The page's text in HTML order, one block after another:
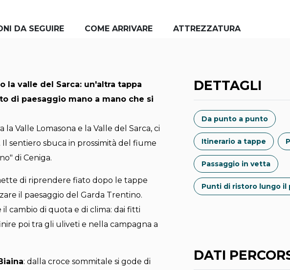
DA SEGUIRE COME ARRIVARE ATTREZZATURA
la valle del Sarca: un'altra tappa
di paesaggio mano a mano che si
Valle Lomasona e la Valle del Sarca, ci
sentiero sbuca in prossimità del fiume
di Ceniga.
di riprendere fiato dopo le tappe
il paesaggio del Garda Trentino.
cambio di quota e di clima: dai fitti
poi tra gli uliveti e nella campagna a
: dalla croce sommitale si gode di
DETTAGLI
Da punto a punto
Itinerario a tappe
Passaggio in vetta
Punti di ristoro lungo il
DATI